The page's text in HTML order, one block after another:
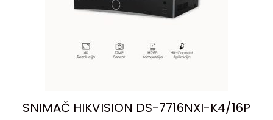
SNIMAČ HIKVISION DS-7716NXI-K4/16P